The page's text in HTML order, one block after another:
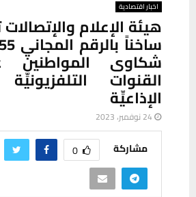
اخبار اقتصادية
هيئة الإعلام
شكاوى المواطنين
القنوات
الإذاعيِّة
24 نوفمبر، 2023
مشاركة 0